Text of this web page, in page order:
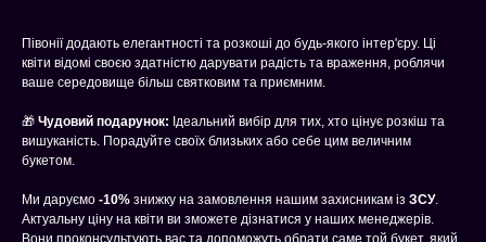
Півонії додають елегантності та розкоші до будь-якого інтер'єру. Ці
квіти відомі своєю здатністю дарувати радість та враження, роблячи
ваше середовище більш святковим та приємним.
🎁 Чудовий подарунок: Ідеальний вибір для тих, хто цінує розкіш та
вишуканість. Порадуйте своїх близьких або себе цим величним
букетом.
Ми даруємо -10% знижку на замовлення нашим захисникам із ЗСУ.
Актуальну ціну на квіти ви зможете дізнатися у наших менеджерів.
Вони проконсультують вас та допоможуть обрати саме той букет, який